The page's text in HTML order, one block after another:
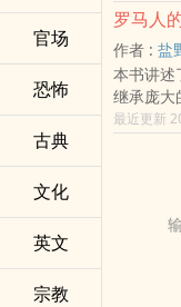
官场
恐怖
古典
文化
英文
宗教
斯的战场
雄，比
的朗纳尔
以及诡
入北欧的
史诗故事
了一个
人日记
角，披露
本走向太
就要过去
书，帮助
的将来，
经有了
1914-
20世纪
战给人
步的利
义发展
民主运
和黯。
和意义
罗马人
作者 : 盐
本书讲述
继承庞大
政权的动
民族也趁
罗马公
崩解的
苦恼与
夺、同
之下，
昔日光
最近更新